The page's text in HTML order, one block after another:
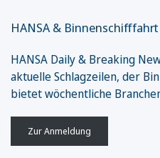
HANSA &
HANSA Daily & Breaking
aktuelle Schlagzeilen, der
bietet wöchentliche
Zur Anmeldung